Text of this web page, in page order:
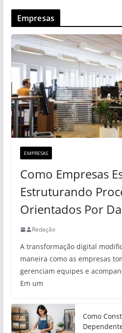
Empresas
EMPRESAS
Como Empresas
Estruturando
Orientados Por
Redação
A transformação digital
maneira como as empresas
gerenciam equipes e
Em um
Como